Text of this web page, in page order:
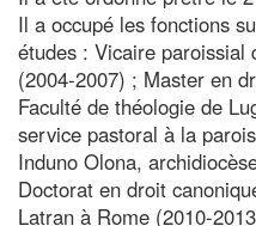
Il a occupé les fonctions
études : Vicaire paroissial
(2004-2007) ; Master en
Faculté de théologie de
service pastoral à la
Induno Olona,
Doctorat en droit
Latran à Rome (2010-